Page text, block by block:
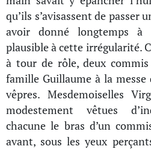
qu’ils s’avisassent de passer
avoir donné longtemps à
plausible à cette irrégularité.
à tour de rôle, deux
famille Guillaume à la
vêpres. Mesdemoiselles
modestement vêtues
chacune le bras d’un
avant, sous les yeux